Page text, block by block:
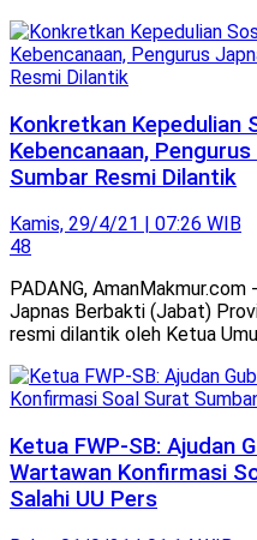
Konkretkan Kepedulian
Kebencanaan,
Sumbar Resmi Dilantik
Kamis, 29/4/21 | 07:26 WIB
48
PADANG,
Japnas Berbakti (Jabat)
resmi dilantik oleh Ketua
Ketua FWP-SB: Ajudan
Wartawan Konfirmasi
Salahi UU Pers